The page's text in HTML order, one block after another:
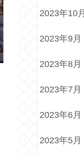
2023年10月
2023年9月
2023年8月
2023年7月
2023年6月
2023年5月